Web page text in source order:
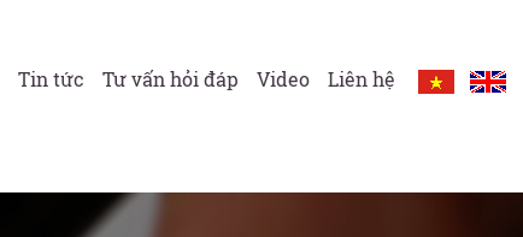
Tin tức Tư vấn hỏi đáp Video Liên hệ